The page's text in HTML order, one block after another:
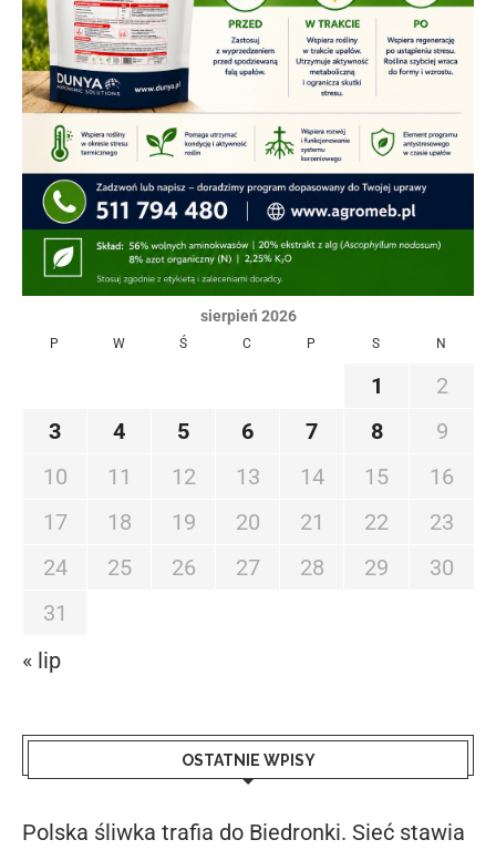
sierpień 2026
P W Ś C P S N
1
2
3
4 5 6 7 8
9
10
11 12 13 14 15
16
17
18 19 20 21 22
23
24
25 26 27 28 29
30
31
« lip
OSTATNIE WPISY
Polska śliwka trafia do Biedronki. Sieć stawia